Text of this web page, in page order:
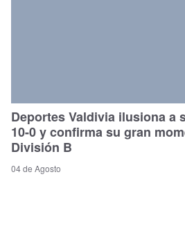
Deportes Valdivia ilusiona a
10-0 y confirma su gran
División B
04 de Agosto